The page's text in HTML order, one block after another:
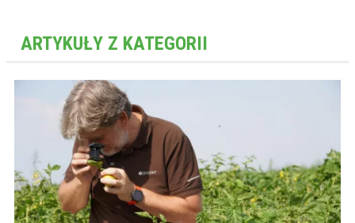
ARTYKUŁY Z KATEGORII